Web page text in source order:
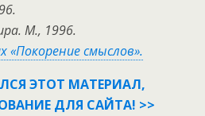
М., 1996.
«Покорение смыслов».
ЭТОТ МАТЕРИАЛ,
ДЛЯ САЙТА! >>